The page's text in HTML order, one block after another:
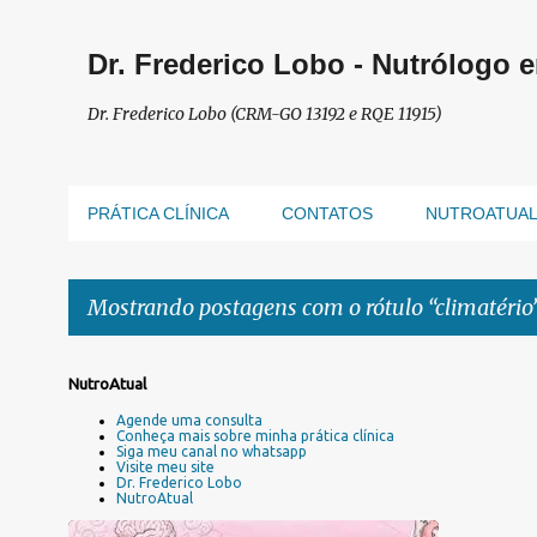
Dr. Frederico Lobo - Nutrólogo
Dr. Frederico Lobo (CRM-GO 13192 e RQE 11915)
PRÁTICA CLÍNICA CONTATOS NUTROATUAL
Mostrando postagens com o rótulo climatério
P
NutroAtual
Agende uma consulta
Conheça mais sobre minha prática clínica
Siga meu canal no whatsapp
Visite meu site
Dr. Frederico Lobo
NutroAtual